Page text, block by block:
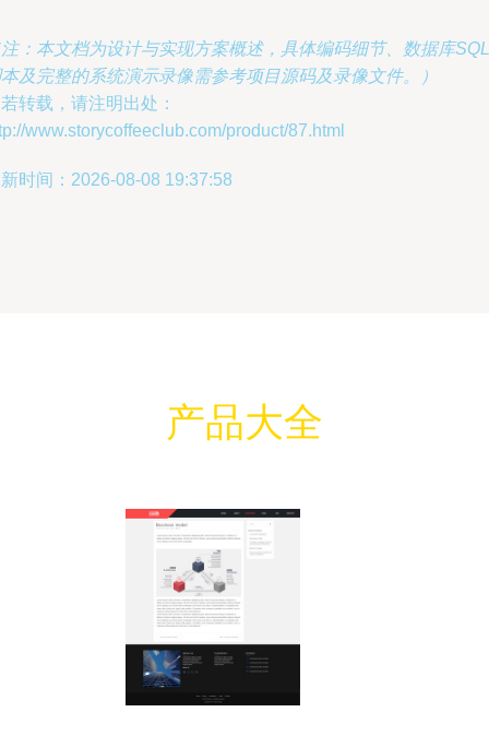
：本文档为设计与实现方案概述，具体编码细节、数据库SQL
及完整的系统演示录像需参考项目源码及录像文件。）
转载，请注明出处：
www.storycoffeeclub.com/product/87.html
时间：2026-08-08 19:37:58
产品大全